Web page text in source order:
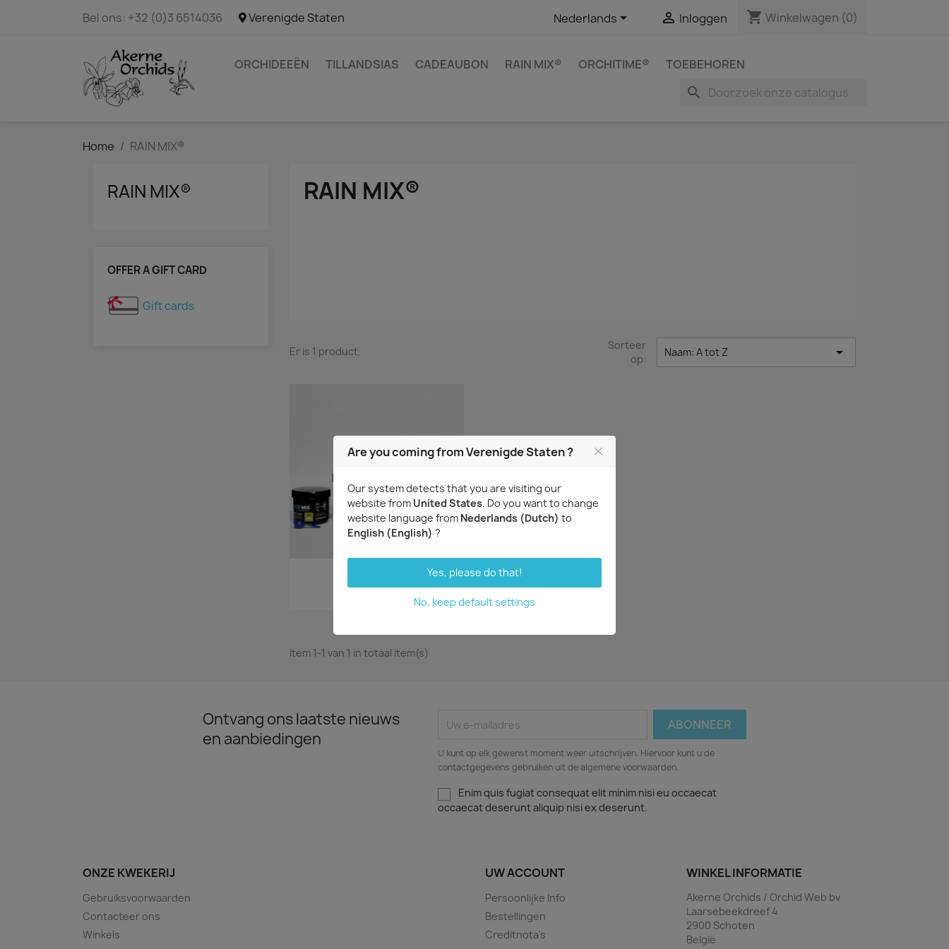
Bel ons: +32 (0)3 6514036 Verenigde Staten Nederlands  Inloggen shopping_cart Winkelwagen (0)
ORCHIDEEËN TILLANDSIAS CADEAUBON RAIN MIX® ORCHITIME® TOEBEHOREN
search
Home RAIN MIX®
RAIN MIX®
OFFER A GIFT CARD
Gift cards
RAIN MIX®
Er is 1 product.
Sorteer
op:
Naam: A tot Z 
Item 1-1 van 1 in totaal item(s)
Ontvang ons laatste nieuws
en aanbiedingen
U kunt op elk gewenst moment weer uitschrijven. Hiervoor kunt u de
contactgegevens gebruiken uit de algemene voorwaarden.
Enim quis fugiat consequat elit minim nisi eu occaecat
occaecat deserunt aliquip nisi ex deserunt.
ONZE KWEKERIJ
Gebruiksvoorwaarden
Contacteer ons
Winkels
UW ACCOUNT
Persoonlijke Info
Bestellingen
Creditnota's
WINKEL INFORMATIE
Akerne Orchids / Orchid Web bv
Laarsebeekdreef 4
2900 Schoten
België
Are you coming from Verenigde Staten ?
Our system detects that you are visiting our
website from United States. Do you want to change
website language from Nederlands (Dutch) to
English (English) ?
Yes, please do that!
No, keep default settings